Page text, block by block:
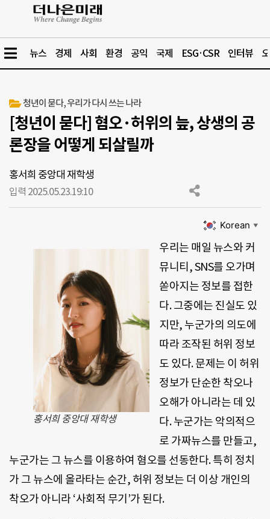
뉴스 경제 사회 환경 공익 국제 ESG·CSR 인터뷰
청년이 묻다, 우리가 다시 쓰는 나라
[청년이 묻다] 혐오·허위의 늪, 상생의 공
론장을 어떻게 되살릴까
홍서희 중앙대 재학생
입력 2025.05.23.19:10
Korean ▼
홍서희 중앙대 재학생
우리는 매일 뉴스와 커
뮤니티, SNS를 오가며
쏟아지는 정보를 접한
다. 그중에는 진실도 있
지만, 누군가의 의도에
따라 조작된 허위 정보
도 있다. 문제는 이 허위
정보가 단순한 착오나
오해가 아니라는 데 있
다. 누군가는 악의적으
로 가짜뉴스를 만들고,
누군가는 그 뉴스를 이용하여 혐오를 선동한다. 특히 정치
가 그 뉴스에 올라타는 순간, 허위 정보는 더 이상 개인의
착오가 아니라 ‘사회적 무기’가 된다.